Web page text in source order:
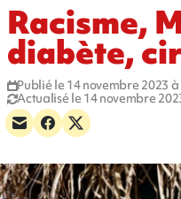
Racisme,
diabète,
Publié le 14 novembre 2023 à
Actualisé le 14 novembre